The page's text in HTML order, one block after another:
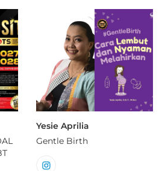
Yesie Aprilia
Gentle Birth